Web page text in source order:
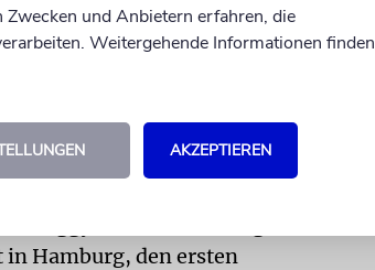
danach studierte
London, Hamburg
Hamburg, den ersten
und Anbietern erfahren, die
Weitergehende Informationen finden
AKZEPTIEREN